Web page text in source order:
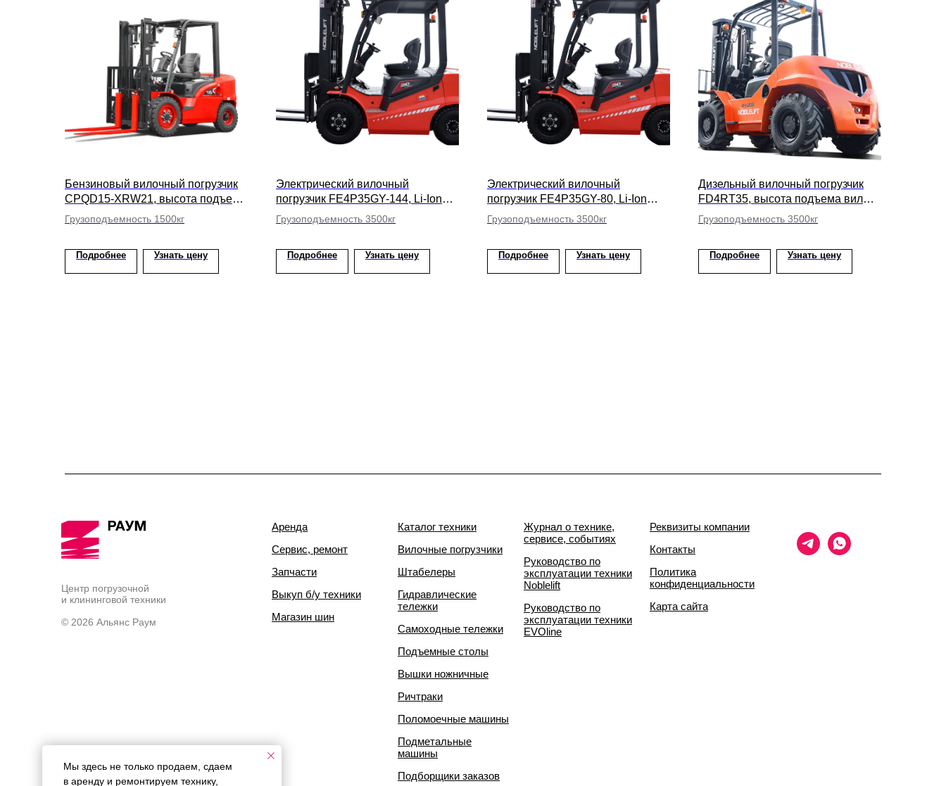
Бензиновый вилочный погрузчик
CPQD15-XRW21, высота подъема
вил 7000мм
Грузоподъемность 1500кг
Подробнее Узнать цену
Электрический вилочный
погрузчик FE4P35GY-144, Li-Ion
АКБ, высота подъема вил 7000мм
Грузоподъемность 3500кг
Подробнее Узнать цену
Электрический вилочный
погрузчик FE4P35GY-80, Li-Ion
АКБ, высота подъема вил 5000мм
Грузоподъемность 3500кг
Подробнее Узнать цену
Дизельный вилочный погрузчик
FD4RT35, высота подъема вил
3700мм
Грузоподъемность 3500кг
Подробнее Узнать цену
Центр погрузочной
и клининговой техники
© 2026 Альянс Раум
Аренда
Сервис, ремонт
Запчасти
Выкуп б/у техники
Магазин шин
Каталог техники
Вилочные погрузчики
Штабелеры
Гидравлические
тележки
Самоходные тележки
Подъемные столы
Вышки ножничные
Ричтраки
Поломоечные машины
Подметальные
машины
Подборщики заказов
Журнал о технике,
сервисе, событиях
Руководство по
эксплуатации техники
Noblelift
Руководство по
эксплуатации техники
EVOline
Реквизиты компании
Контакты
Политика
конфиденциальности
Карта сайта
Мы здесь не только продаем, сдаем
в аренду и ремонтируем технику,